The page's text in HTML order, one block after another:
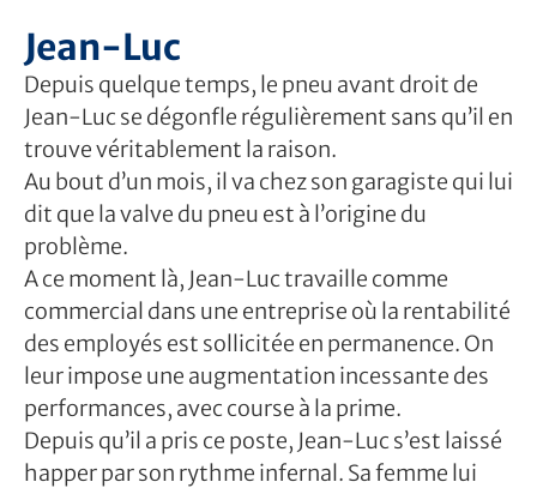
Jean-Luc
Depuis quelque temps, le pneu avant droit de
Jean-Luc se dégonfle régulièrement sans qu’il en
trouve véritablement la raison.
Au bout d’un mois, il va chez son garagiste qui lui
dit que la valve du pneu est à l’origine du
problème.
A ce moment là, Jean-Luc travaille comme
commercial dans une entreprise où la rentabilité
des employés est sollicitée en permanence. On
leur impose une augmentation incessante des
performances, avec course à la prime.
Depuis qu’il a pris ce poste, Jean-Luc s’est laissé
happer par son rythme infernal. Sa femme lui